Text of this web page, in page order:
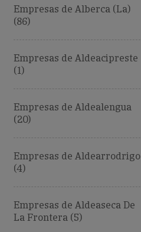
Empresas de Alberca (La)
(86)
Empresas de Aldeacipreste
(1)
Empresas de Aldealengua
(20)
Empresas de Aldearrodrigo
(4)
Empresas de Aldeaseca De
La Frontera (5)